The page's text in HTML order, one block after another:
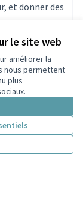
le site web
améliorer la
nous permettent
plus
et donner des
0
! Pour
pas à
d'arbres, je
possible